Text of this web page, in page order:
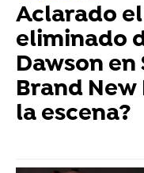
Aclarado
eliminado
Dawson
Brand New
la escena?